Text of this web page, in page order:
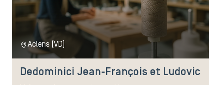
Aclens (VD)
Dedominici Jean-François et Ludovic